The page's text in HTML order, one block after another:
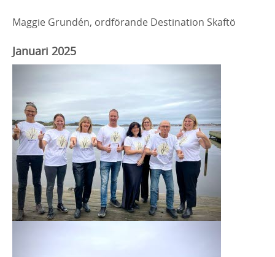
Maggie Grundén, ordförande Destination Skaftö
Januari 2025